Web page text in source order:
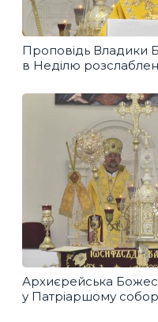
Проповідь Владики
в Неділю
Архиєрейська
у Патріаршому